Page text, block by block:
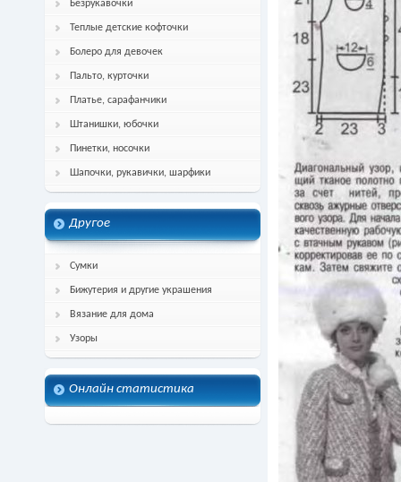
Безрукавочки
Теплые детские кофточки
Болеро для девочек
Пальто, курточки
Платье, сарафанчики
Штанишки, юбочки
Пинетки, носочки
Шапочки, рукавички, шарфики
Другое
Сумки
Бижутерия и другие украшения
Вязание для дома
Узоры
Онлайн статистика